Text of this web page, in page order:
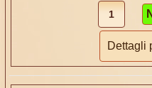
Dettagli